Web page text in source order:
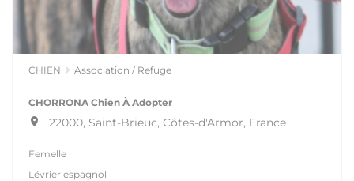
CHIEN Association / Refuge
CHORRONA Chien À Adopter
22000, Saint-Brieuc, Côtes-d'Armor, France
Femelle
Lévrier espagnol